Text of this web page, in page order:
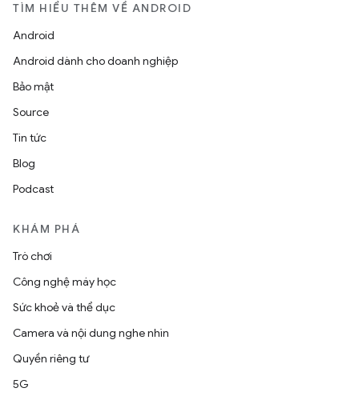
TÌM HIỂU THÊM VỀ ANDROID
Android
Android dành cho doanh nghiệp
Bảo mật
Source
Tin tức
Blog
Podcast
KHÁM PHÁ
Trò chơi
Công nghệ máy học
Sức khoẻ và thể dục
Camera và nội dung nghe nhìn
Quyền riêng tư
5G